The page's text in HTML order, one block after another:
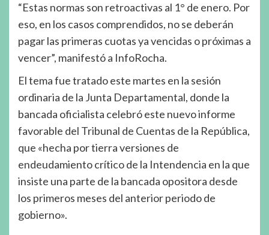
“Estas normas son retroactivas al 1° de enero. Por
eso, en los casos comprendidos, no se deberán
pagar las primeras cuotas ya vencidas o próximas a
vencer”, manifestó a InfoRocha.
El tema fue tratado este martes en la sesión
ordinaria de la Junta Departamental, donde la
bancada oficialista celebró este nuevo informe
favorable del Tribunal de Cuentas de la República,
que «hecha por tierra versiones de
endeudamiento crítico de la Intendencia en la que
insiste una parte de la bancada opositora desde
los primeros meses del anterior periodo de
gobierno».